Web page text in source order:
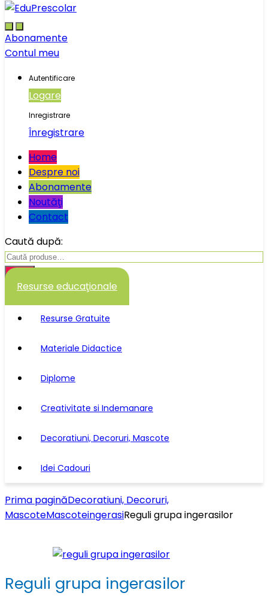
Abonamente
Contul meu
Autentificare
Logare
Inregistrare
Înregistrare
Home
Despre noi
Abonamente
Noutăţi
Contact
Caută după:
Caută
Resurse educaţionale
Resurse Gratuite
Materiale Didactice
Diplome
Creativitate si Indemanare
Decoratiuni, Decoruri, Mascote
Idei Cadouri
Prima paginăDecoratiuni, Decoruri,
MascoteMascoteingerasiReguli grupa ingerasilor
Reguli grupa ingerasilor